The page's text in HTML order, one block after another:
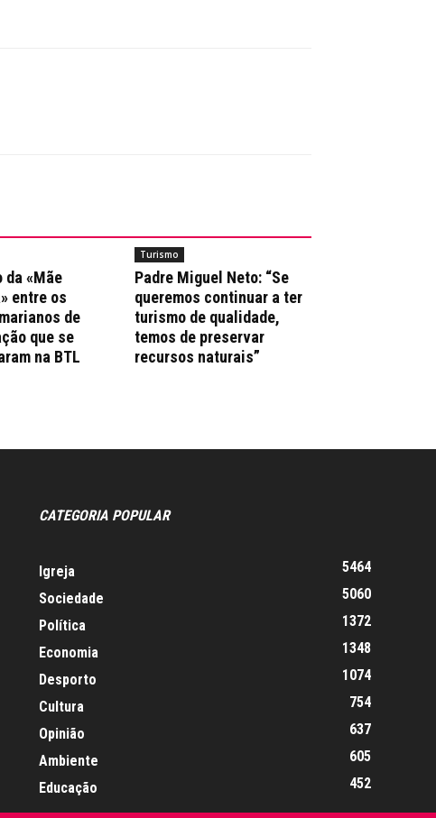
da «Mãe
entre os
de
que se
na BTL
Turismo
Padre Miguel Neto: “Se
queremos continuar a ter
turismo de qualidade,
temos de preservar
recursos naturais”
CATEGORIA POPULAR
Igreja
5464
Sociedade
5060
Política
1372
Economia
1348
Desporto
1074
Cultura
754
Opinião
637
Ambiente
605
Educação
452